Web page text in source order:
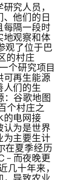
究人员，
他们的日
每隔一段时
地观察和体
观了位于巴
的村庄
个研究项目
可再生能源
人们的生
：谷歌地图
个村庄之
的电网接
认为是世界
为主要生计
在夏季经历
– 而夜晚更
几十年来，